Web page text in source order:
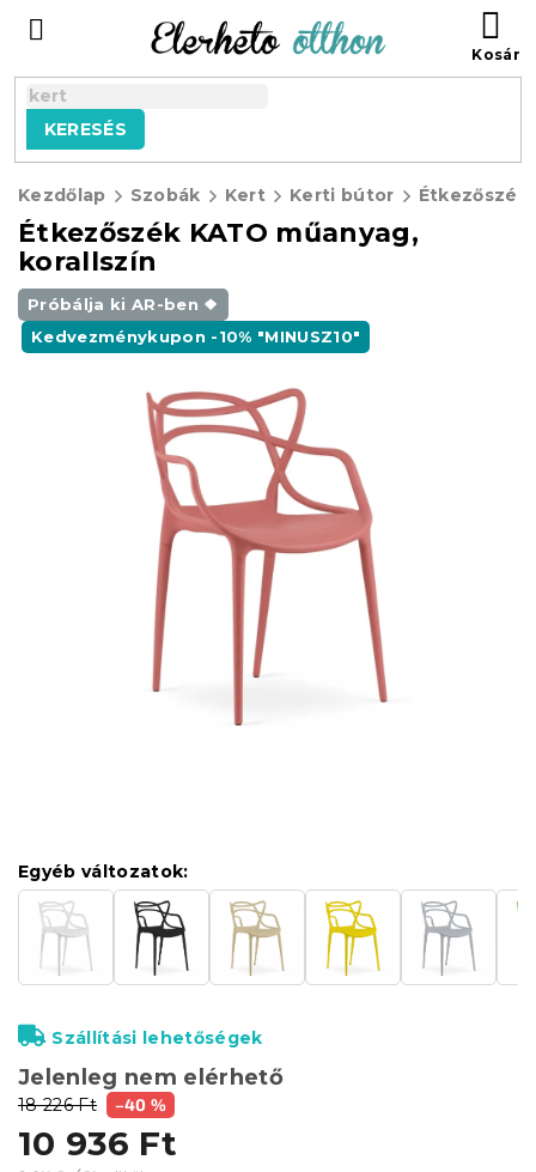
tartalomhoz
KERESÉS
Kezdőlap Szobák Kert Kerti bútor
Étkezőszék KATO műanyag,
korallszín
Próbálja ki AR-ben ❖
Kedvezménykupon -10% "MINUSZ10"
18 226 Ft –40 %
10 936 Ft
Jelenleg nem elérhető
Egyéb változatok:
Szállítási lehetőségek